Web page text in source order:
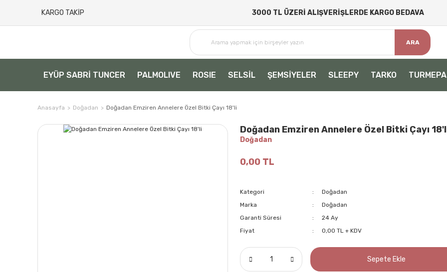
KARGO TAKİP 3000 TL ÜZERİ ALIŞVERİŞLERDE KARGO BEDAVA
ARA
EYÜP SABRİ TUNCER PALMOLIVE ROSIE SELSİL ŞEMSİYELER SLEEPY TARKO TURMEPA
Anasayfa Doğadan Doğadan Emziren Annelere Özel Bitki Çayı 18'li
Doğadan Emziren Annelere Özel Bitki Çayı
Doğadan
0,00 TL
Kategori
Doğadan
Marka
Doğadan
Garanti Süresi
24 Ay
Fiyat
0,00 TL + KDV
Sepete Ekle